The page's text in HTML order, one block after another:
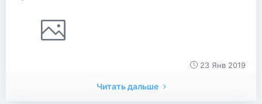
23 Янв 2019
Читать дальше